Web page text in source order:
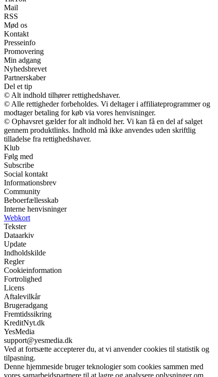
Mail
RSS
Mød os
Kontakt
Presseinfo
Promovering
Min adgang
Nyhedsbrevet
Partnerskaber
Del et tip
© Alt indhold tilhører rettighedshaver.
© Alle rettigheder forbeholdes. Vi deltager i affiliateprogrammer og
modtager betaling for køb via vores henvisninger.
© Ophavsret gælder for alt indhold her. Vi kan få en del af salget
gennem produktlinks. Indhold må ikke anvendes uden skriftlig
tilladelse fra rettighedshaver.
Klub
Følg med
Subscribe
Social kontakt
Informationsbrev
Community
Beboerfællesskab
Interne henvisninger
Webkort
Tekster
Dataarkiv
Update
Indholdskilde
Regler
Cookieinformation
Fortrolighed
Licens
Aftalevilkår
Brugeradgang
Fremtidssikring
KreditNyt.dk
YesMedia
support@yesmedia.dk
Ved at fortsætte accepterer du, at vi anvender cookies til statistik og
tilpasning.
Denne hjemmeside bruger teknologier som cookies sammen med
vores samarbejdspartnere til at lagre og analysere oplysninger om